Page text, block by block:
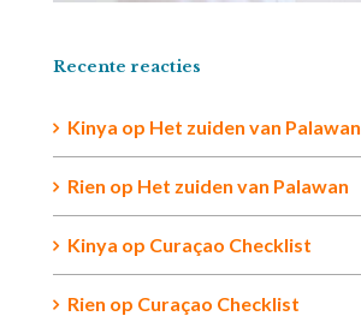
Recente reacties
Kinya op Het zuiden van Palawan
Rien op Het zuiden van Palawan
Kinya op Curaçao Checklist
Rien op Curaçao Checklist